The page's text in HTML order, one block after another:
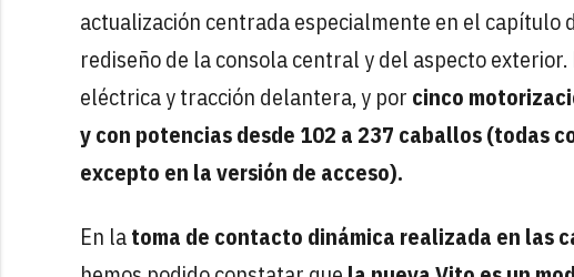
actualización centrada especialmente en el capítulo
rediseño de la consola central y del aspecto
eléctrica y tracción delantera, y por cinco
y con potencias desde 102 a 237 caballos (todas
excepto en la versión de acceso).
En latoma de contacto dinámica realizada en las